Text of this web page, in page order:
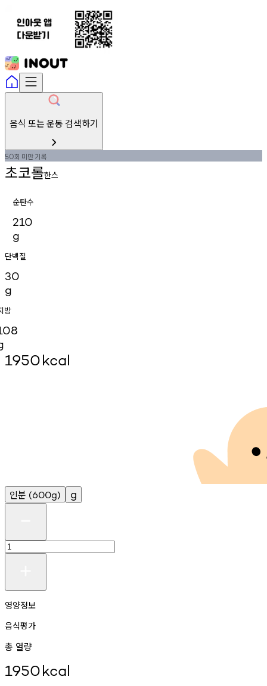
음식 또는 운동 검색하기
50회 미만기록
초코롤한스
순탄수
210
g
단백질
30
g
방
1950kcal
인분 (600g) g
영양정보
음식평가
총 열량
1950kcal